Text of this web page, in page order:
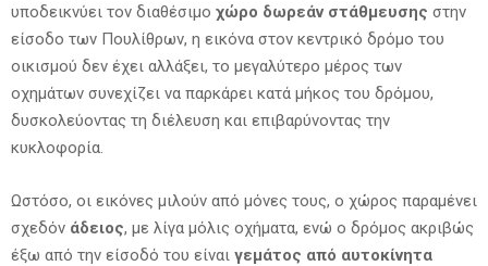
υποδεικνύει τον διαθέσιμο χώρο δωρεάν στάθμευσης στην
είσοδο των Πουλίθρων, η εικόνα στον κεντρικό δρόμο του
οικισμού δεν έχει αλλάξει, το μεγαλύτερο μέρος των
οχημάτων συνεχίζει να παρκάρει κατά μήκος του δρόμου,
δυσκολεύοντας τη διέλευση και επιβαρύνοντας την
κυκλοφορία.
Ωστόσο, οι εικόνες μιλούν από μόνες τους, ο χώρος παραμένει
σχεδόν άδειος, με λίγα μόλις οχήματα, ενώ ο δρόμος ακριβώς
έξω από την είσοδό του είναι γεμάτος από αυτοκίνητα